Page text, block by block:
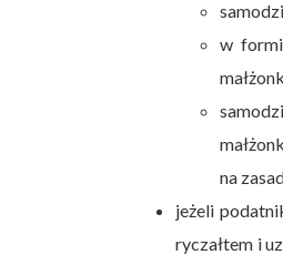
w
na
jeżeli
ryczałtem i